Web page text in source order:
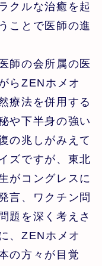
クルな治癒を起
ことで医師の進
師の会所属の医
らZENホメオ
療法を併用する
や下半身の強い
の兆しがみえて
ズですが、東北
がコングレスに
言、ワクチン問
題を深く考えさ
、ZENホメオ
の方々が目覚